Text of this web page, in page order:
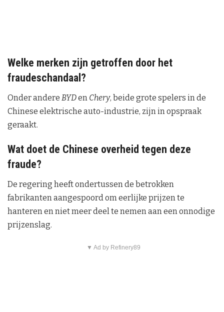
Welke merken zijn getroffen door het
fraudeschandaal?
Onder andere BYDen Chery, beide grote spelers in de
Chinese elektrische auto-industrie, zijn in opspraak
geraakt.
Wat doet de Chinese overheid tegen deze
fraude?
De regering heeft ondertussen de betrokken
fabrikanten aangespoord om eerlijke prijzen te
hanteren en niet meer deel te nemen aan een onnodige
prijzenslag.
▼ Ad by Refinery89